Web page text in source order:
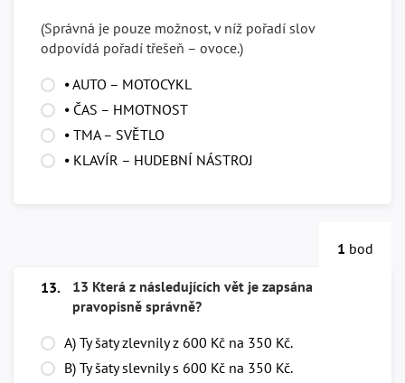
(Správná je pouze možnost, v níž pořadí slov
odpovídá pořadí třešeň – ovoce.)
⦁ AUTO – MOTOCYKL
⦁ ČAS – HMOTNOST
⦁ TMA – SVĚTLO
⦁ KLAVÍR – HUDEBNÍ NÁSTROJ
1 bod
13.
13 Která z následujících vět je zapsána
pravopisně správně?
A) Ty šaty zlevnily z 600 Kč na 350 Kč.
B) Ty šaty slevnily s 600 Kč na 350 Kč.